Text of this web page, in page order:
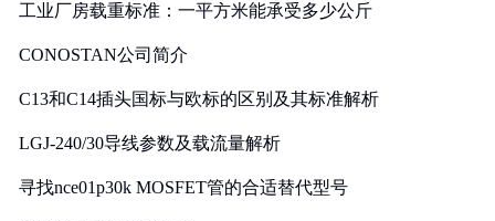
工业厂房载重标准：一平方米能承受多少公斤
CONOSTAN公司简介
C13和C14插头国标与欧标的区别及其标准解析
LGJ-240/30导线参数及载流量解析
寻找nce01p30k MOSFET管的合适替代型号